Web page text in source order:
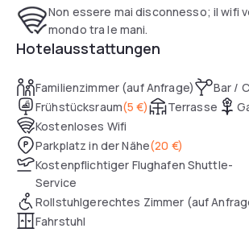
Non essere mai disconnesso; il wifi
mondo tra le mani.
Hotelausstattungen
Familienzimmer (auf Anfrage)
Bar /
Frühstücksraum(5 €) Terrasse
Kostenloses Wifi
Parkplatz in der Nähe(20 €)
Kostenpflichtiger Flughafen Shuttle-
Service
Rollstuhlgerechtes Zimmer (auf
Fahrstuhl